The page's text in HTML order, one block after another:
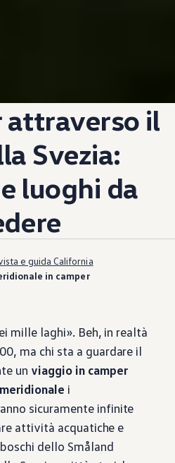
attraverso il
Svezia:
luoghi da
e guida California
in camper
mille laghi». Beh, in realtà
ma chi sta a guardare il
un viaggio in camper
i
sicuramente infinite
attività acquatiche e
dello Småland